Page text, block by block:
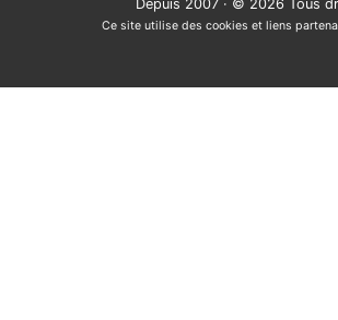
Depuis 2007 · © 2026 Tous
Ce site utilise des cookies et liens